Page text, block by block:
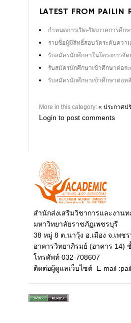
LATEST FROM PAILIN
กำหนดการเปิด-ปิดภาคการศึก
รายชื่อผู้มีสิทธิ์สอบวัดระดับควา
รับสมัครนักศึกษาในโครงการจั
รับสมัครนักศึกษาเข้าศึกษาต่อ
รับสมัครนักศึกษาเข้าศึกษาต่อ
More in this category: « ประกาศป
Login to post comments
สำนักส่งเสริมวิชาการและงานท
มหาวิทยาลัยราชภัฏเพชรบุรี
38 หมู่ 8 ต.นาวุ้ง อ.เมือง จ.เพช
อาคารวิทยาภิรมย์ (อาคาร 14)
โทรศัพท์ 032-708607
ติดต่อผู้ดูแลเว็บไซต์ E-mail